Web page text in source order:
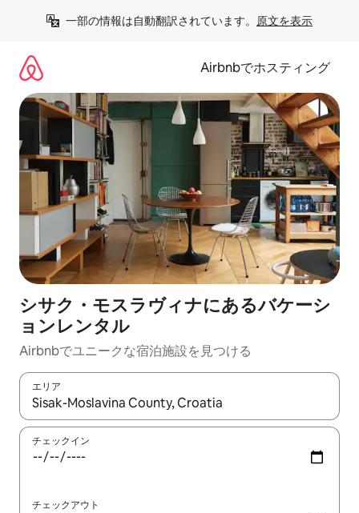
一部の情報は自動翻訳されています。 原文を表示
Airbnbでホスティング
シサク・モスラヴィナにあるバケーシ
ョンレンタル
Airbnbでユニークな宿泊施設を見つける
エリア
検索結果が表示されたら、上下の矢印キーを使って移動するか
チェックイン
チェックアウト